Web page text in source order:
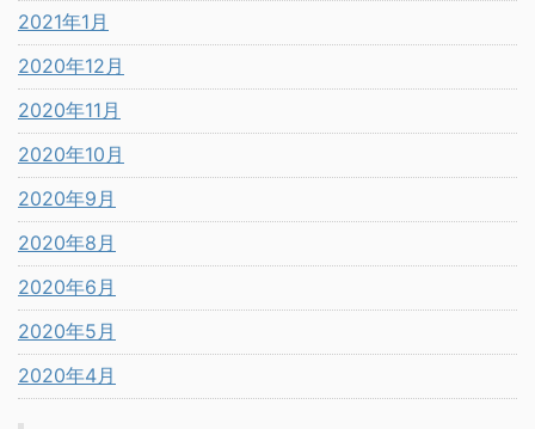
2021年1月
2020年12月
2020年11月
2020年10月
2020年9月
2020年8月
2020年6月
2020年5月
2020年4月